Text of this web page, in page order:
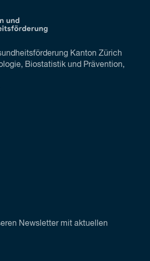
Kanton Zürich
Biostatistik und Prävention,
Newsletter mit aktuellen